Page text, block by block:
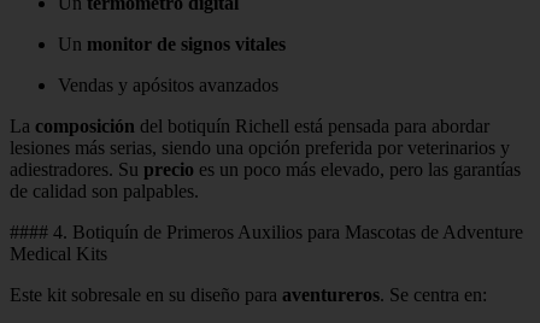
Un monitor de signos vitales
Vendas y apósitos avanzados
La composición del botiquín Richell está pensada para abordar
lesiones más serias, siendo una opción preferida por veterinarios y
adiestradores. Su precio es un poco más elevado, pero las garantías
de calidad son palpables.
#### 4. Botiquín de Primeros Auxilios para Mascotas de Adventure
Medical Kits
Este kit sobresale en su diseño para aventureros. Se centra en: